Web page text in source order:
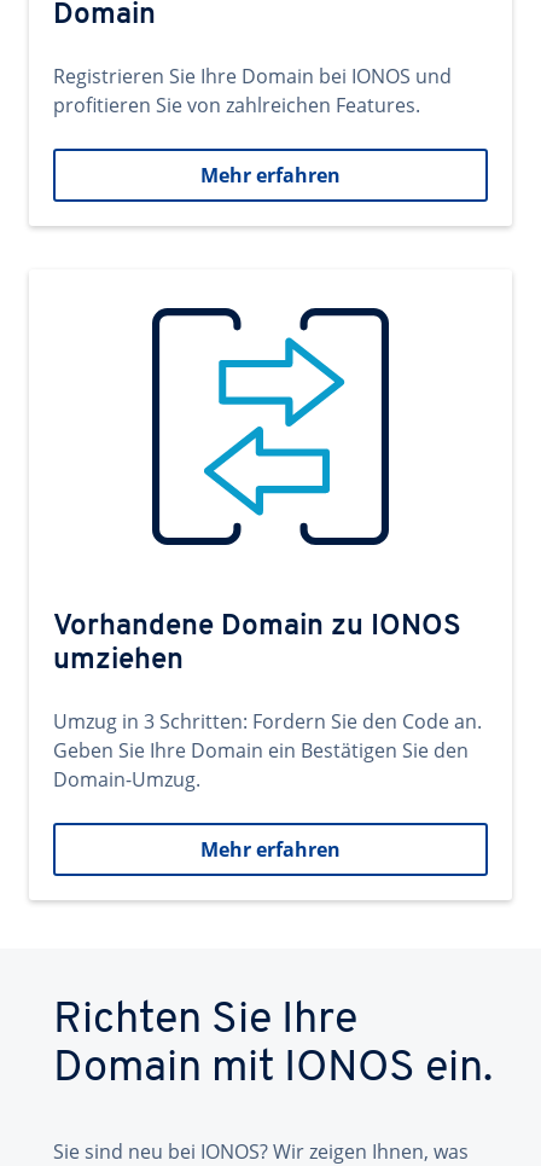
Domain
Registrieren Sie Ihre Domain bei IONOS und
profitieren Sie von zahlreichen Features.
Mehr erfahren
Vorhandene Domain zu IONOS
umziehen
Umzug in 3 Schritten: Fordern Sie den Code an.
Geben Sie Ihre Domain ein Bestätigen Sie den
Domain-Umzug.
Mehr erfahren
Richten Sie Ihre
Domain mit IONOS ein.
Sie sind neu bei IONOS? Wir zeigen Ihnen, was